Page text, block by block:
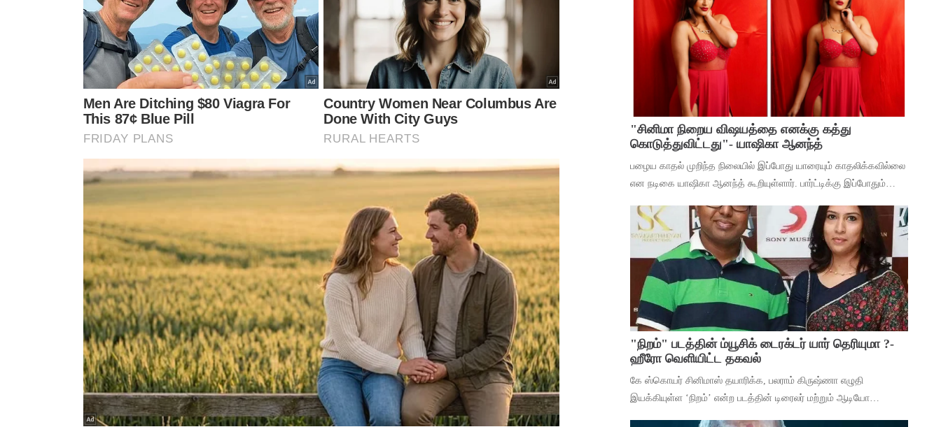
"சினிமா நிறைய விஷயத்தை எனக்கு கத்து
கொடுத்துவிட்டது"- யாஷிகா ஆனந்த்
பழைய காதல் முறிந்த நிலையில் இப்போது யாரையும் காதலிக்கவில்லை
என நடிகை யாஷிகா ஆனந்த் கூறியுள்ளார். பார்ட்டிக்கு இப்போதும்
பார்ட்டிக்கும் போகுறது
"நிறம்" படத்தின் ம்யூசிக் டைரக்டர் யார் தெரியுமா ?-
ஹீரோ வெளியிட்ட தகவல்
கே ஸ்கொயர் சினிமாஸ் தயாரிக்க, பலராம் கிருஷ்ணா எழுதி
இயக்கியுள்ள ‘நிறம்’ என்ற படத்தின் டிரைலர் மற்றும் ஆடியோ